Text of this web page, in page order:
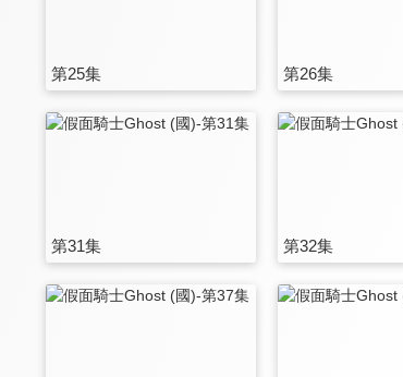
第25集 第26集
第31集 第32集